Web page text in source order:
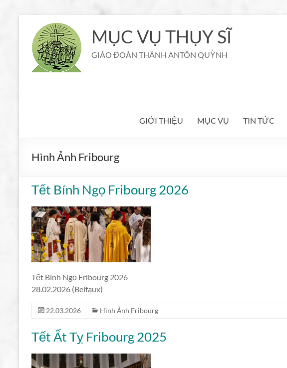
contenu
MỤC VỤ THỤY SĨ
GIÁO ĐOÀN THÁNH ANTÔN QUỲNH
GIỚI THIỆU MỤC VỤ TIN TỨC
Hình Ảnh Fribourg
Tết Bính Ngọ Fribourg 2026
Tết Bính Ngọ Fribourg 2026
28.02.2026 (Belfaux)
22.03.2026 Hình Ảnh Fribourg
Tết Ất Tỵ Fribourg 2025